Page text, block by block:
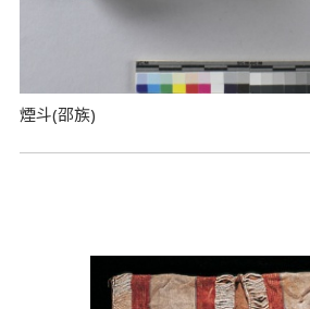
煙斗(邵族)